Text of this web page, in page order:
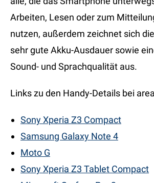
Arbeiten, Lesen oder zum
nutzen, außerdem zeichnet sich
sehr gute Akku-Ausdauer sowie
Sound- und Sprachqualität aus.
Links zu den Handy-Details bei
Sony Xperia Z3 Compact
Samsung Galaxy Note 4
Moto G
Sony Xperia Z3 Tablet Compact